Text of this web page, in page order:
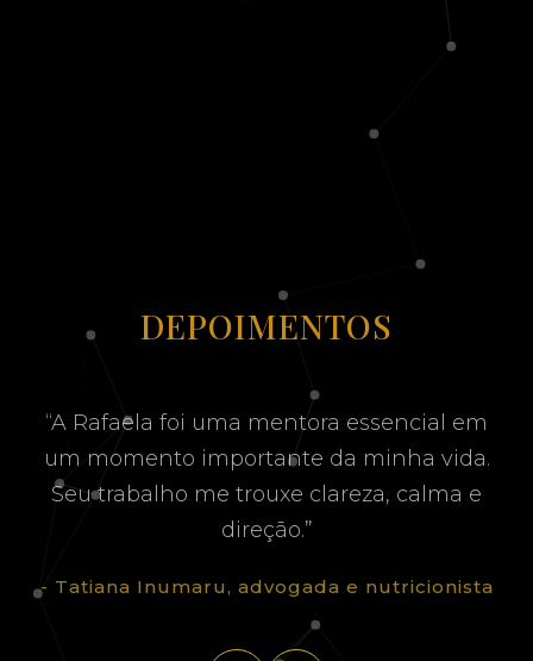
DEPOIMENTOS
“A Rafaela foi uma mentora essencial em
um momento importante da minha vida.
Seu trabalho me trouxe clareza, calma e
direção.”
- Tatiana Inumaru, advogada e nutricionista